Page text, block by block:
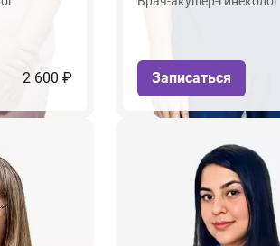
2 600 ₽ Записаться